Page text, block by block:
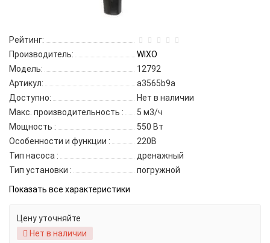
Рейтинг:
Производитель:
WIXO
Модель:
12792
Артикул:
a3565b9a
Доступно:
Нет в наличии
Макс. производительность :
5 м3/ч
Мощность :
550 Вт
Особенности и функции :
220B
Тип насоса :
дренажный
Тип установки :
погружной
Показать все характеристики
Цену уточняйте
Нет в наличии